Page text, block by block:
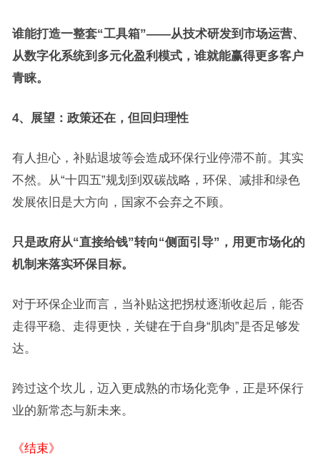
谁能打造一整套“工具箱”——从技术研发到市场运营、
从数字化系统到多元化盈利模式，谁就能赢得更多客户
青睐。
4、展望：政策还在，但回归理性
有人担心，补贴退坡等会造成环保行业停滞不前。其实
不然。从“十四五”规划到双碳战略，环保、减排和绿色
发展依旧是大方向，国家不会弃之不顾。
只是政府从“直接给钱”转向“侧面引导”，用更市场化的
机制来落实环保目标。
对于环保企业而言，当补贴这把拐杖逐渐收起后，能否
走得平稳、走得更快，关键在于自身“肌肉”是否足够发
达。
跨过这个坎儿，迈入更成熟的市场化竞争，正是环保行
业的新常态与新未来。
《结束》